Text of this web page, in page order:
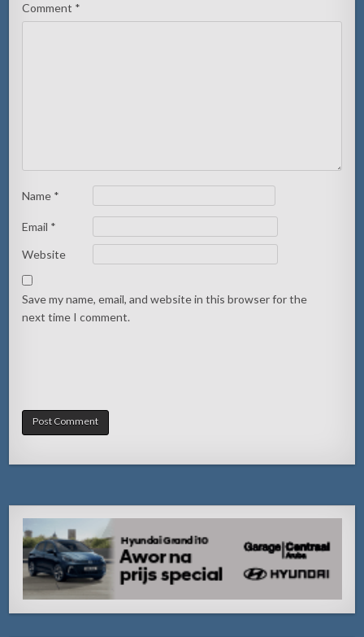
Comment *
Name *
Email *
Website
Save my name, email, and website in this browser for the
next time I comment.